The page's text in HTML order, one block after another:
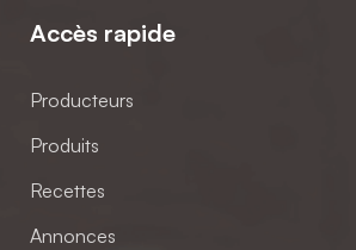
Accès rapide
Producteurs
Produits
Recettes
Annonces